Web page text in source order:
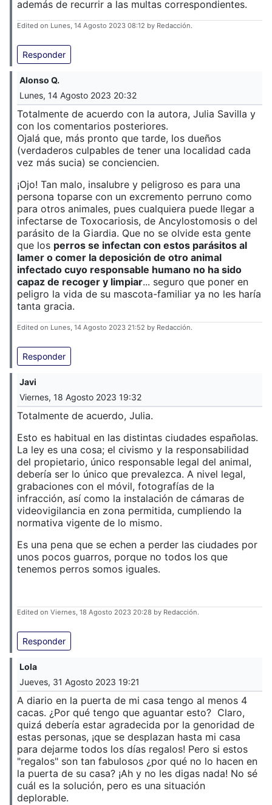
además de recurrir a las multas correspondientes.
Edited on Lunes, 14 Agosto 2023 08:12 by Redacción.
Responder
Alonso Q.
Lunes, 14 Agosto 2023 20:32
Totalmente de acuerdo con la autora, Julia Savilla y
con los comentarios posteriores.
Ojalá que, más pronto que tarde, los dueños
(verdaderos culpables de tener una localidad cada
vez más sucia) se conciencien.
¡Ojo! Tan malo, insalubre y peligroso es para una
persona toparse con un excremento perruno como
para otros animales, pues cualquiera puede llegar a
infectarse de Toxocariosis, de Ancylostomosis o del
parásito de la Giardia. Que no se olvide esta gente
que los perros se infectan con estos parásitos al
lamer o comer la deposición de otro animal
infectado cuyo responsable humano no ha sido
capaz de recoger y limpiar... seguro que poner en
peligro la vida de su mascota-familiar ya no les haría
tanta gracia.
Edited on Lunes, 14 Agosto 2023 21:52 by Redacción.
Responder
Javi
Viernes, 18 Agosto 2023 19:32
Totalmente de acuerdo, Julia.
Esto es habitual en las distintas ciudades españolas.
La ley es una cosa; el civismo y la responsabilidad
del propietario, único responsable legal del animal,
debería ser lo único que prevalezca. A nivel legal,
grabaciones con el móvil, fotografías de la
infracción, así como la instalación de cámaras de
videovigilancia en zona permitida, cumpliendo la
normativa vigente de lo mismo.
Es una pena que se echen a perder las ciudades por
unos pocos guarros, porque no todos los que
tenemos perros somos iguales.
Edited on Viernes, 18 Agosto 2023 20:28 by Redacción.
Responder
Lola
Jueves, 31 Agosto 2023 19:21
A diario en la puerta de mi casa tengo al menos 4
cacas. ¿Por qué tengo que aguantar esto? Claro,
quizá debería estar agradecida por la genoridad de
estas personas, ¡que se desplazan hasta mi casa
para dejarme todos los días regalos! Pero si estos
"regalos" son tan fabulosos ¿por qué no lo hacen en
la puerta de su casa? ¡Ah y no les digas nada! No sé
cuál es la solución, pero es una situación
deplorable.